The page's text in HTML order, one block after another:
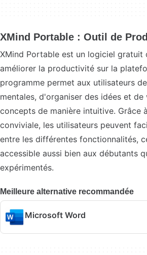
XMind Portable : Outil de
XMind Portable est un logiciel gratuit
améliorer la productivité sur la
programme permet aux utilisateurs
mentales, d'organiser des idées et de
concepts de manière intuitive. Grâce
conviviale, les utilisateurs peuvent
entre les différentes fonctionnalités,
accessible aussi bien aux débutants
expérimentés.
Meilleure alternative recommandée
Microsoft Word